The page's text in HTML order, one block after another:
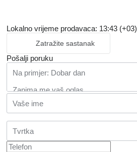
Lokalno vrijeme prodavaca: 13:43 (+03)
Zatražite sastanak
Pošalji poruku